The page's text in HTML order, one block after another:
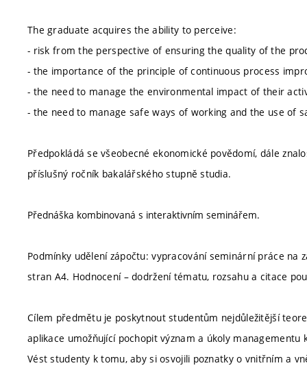
The graduate acquires the ability to perceive:
- risk from the perspective of ensuring the quality of the
- the importance of the principle of continuous process
- the need to manage the environmental impact of their
- the need to manage safe ways of working and the use of
Předpokládá se všeobecné ekonomické povědomí, dále
příslušný ročník bakalářského stupně studia.
Přednáška kombinovaná s interaktivním seminářem.
Podmínky udělení zápočtu: vypracování seminární práce
stran A4. Hodnocení – dodržení tématu, rozsahu a citace
Cílem předmětu je poskytnout studentům nejdůležitější
aplikace umožňující pochopit význam a úkoly
Vést studenty k tomu, aby si osvojili poznatky o vnitřním a